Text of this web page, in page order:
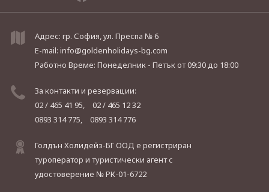
Адрес: гр. София, ул. Преспа № 6
E-mail: info@goldenholidays-bg.com
Работно Време: Понеделник - Петъкот 09:30 до 18:00
За контакти и резервации:
02 / 465 41 95,
02 / 465 12 32
0893 314 775,
0893 314 776
Голдън Холидейз-БГ ООД е регистриран
туроператор и туристически агент с
удостоверение № РК-01-6722